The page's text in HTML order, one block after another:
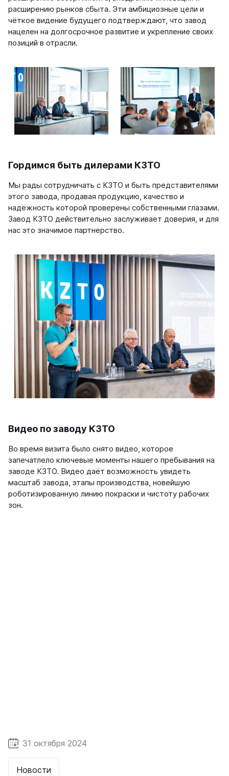
расширению рынков сбыта. Эти амбициозные цели и
чёткое видение будущего подтверждают, что завод
нацелен на долгосрочное развитие и укрепление своих
позиций в отрасли.
Гордимся быть дилерами КЗТО
Мы рады сотрудничать с КЗТО и быть представителями
этого завода, продавая продукцию, качество и
надёжность которой проверены собственными глазами.
Завод КЗТО действительно заслуживает доверия, и для
нас это значимое партнерство.
Видео по заводу КЗТО
Во время визита было снято видео, которое
запечатлело ключевые моменты нашего пребывания на
заводе КЗТО. Видео даёт возможность увидеть
масштаб завода, этапы производства, новейшую
роботизированную линию покраски и чистоту рабочих
зон.
Новости
31 октября 2024